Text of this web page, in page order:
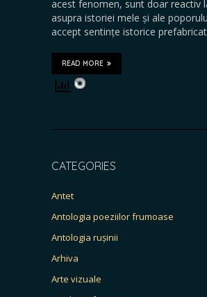
acest fenomen, sunt doar reactiv
asupra istoriei mele și ale
accept sentințe istorice
READ MORE
CATEGORIES
Antet
Antologia poeziilor frumoase
Antologia rușinii
Arhiva
Arte vizuale